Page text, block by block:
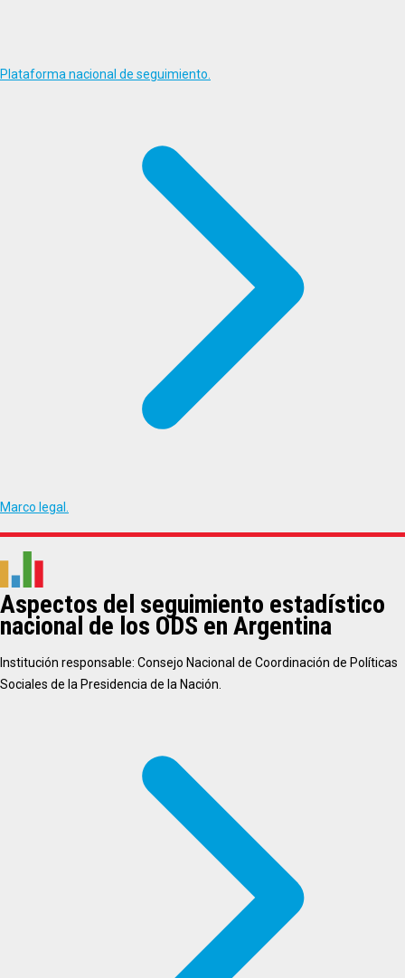
Plataforma nacional de seguimiento.
Marco legal.
Aspectos del seguimiento estadístico
nacional de los ODS en Argentina
Institución responsable: Consejo Nacional de Coordinación de Políticas
Sociales de la Presidencia de la Nación.